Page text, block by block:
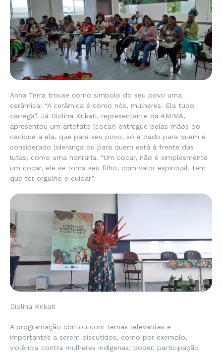
Anna Terra trouxe como símbolo do seu povo uma
cerâmica: “A cerâmica é como nós, mulheres. Ela tudo
carrega”. Já Diolina Krikati, representante da AMIMA,
apresentou um artefato (cocar) entregue pelas mãos do
cacique a ela, que para seu povo, só é dado para quem é
considerado liderança ou para quem está à frente das
lutas, como uma honraria. “Um cocar, não é simplesmente
um cocar, ele se torna seu filho, com valor espiritual, tem
que ter orgulho e cuidar”.
Diolina Krikati
A programação contou com temas relevantes e
importantes a serem discutidos, como por exemplo,
violência contra mulheres indígenas; poder, participação